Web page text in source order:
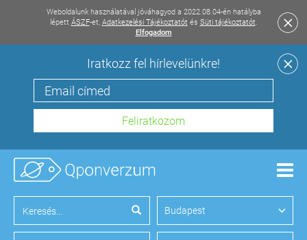
Weboldalunk használatával jóváhagyod a 2022.08.04-én hatályba
lépett ÁSZF-et, Adatkezelési Tájékoztatót és Süti tájékoztatót.
Elfogadom
Iratkozz fel hírlevelünkre!
Budapest